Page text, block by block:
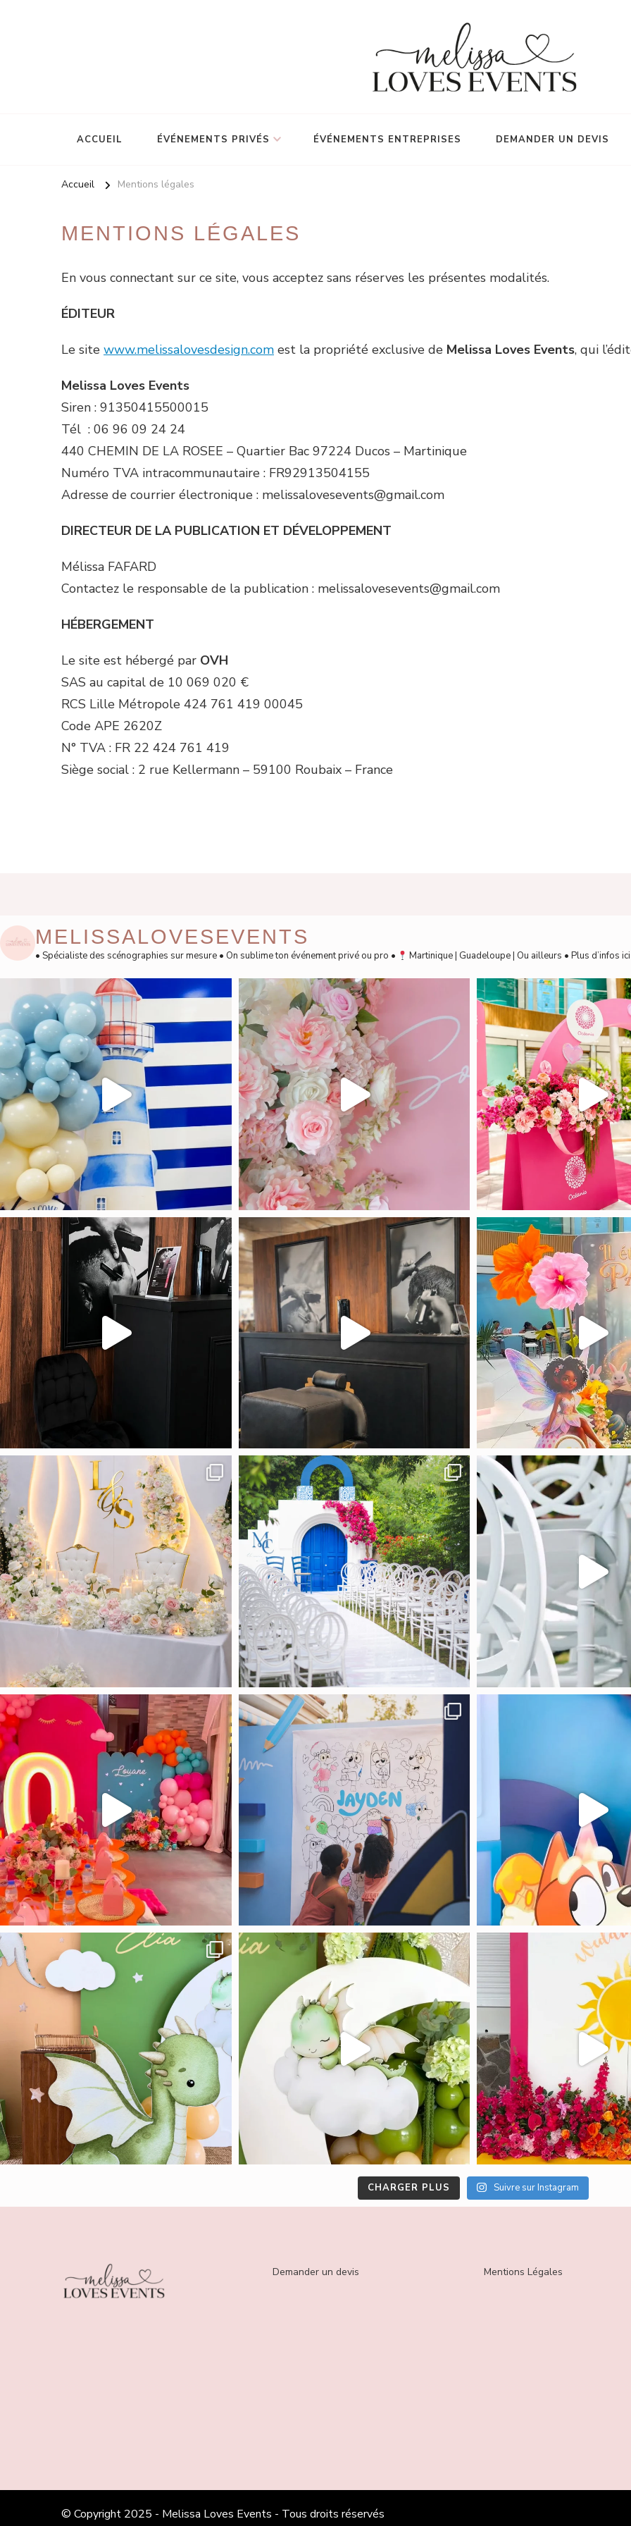
ACCUEIL ÉVÉNEMENTS PRIVÉS ÉVÉNEMENTS ENTREPRISES DEMANDER UN DEVIS
Accueil Mentions légales
MENTIONS LÉGALES
En vous connectant sur ce site, vous acceptez sans réserves les présentes modalités.
ÉDITEUR
Le site www.melissalovesdesign.com est la propriété exclusive de Melissa Loves Events, qui
Melissa Loves Events
Siren : 91350415500015
Tél : 06 96 09 24 24
440 CHEMIN DE LA ROSEE – Quartier Bac 97224 Ducos – Martinique
Numéro TVA intracommunautaire : FR92913504155
Adresse de courrier électronique : melissalovesevents@gmail.com
DIRECTEUR DE LA PUBLICATION ET DÉVELOPPEMENT
Mélissa FAFARD
Contactez le responsable de la publication : melissalovesevents@gmail.com
HÉBERGEMENT
Le site est hébergé par OVH
SAS au capital de 10 069 020 €
RCS Lille Métropole 424 761 419 00045
Code APE 2620Z
N° TVA : FR 22 424 761 419
Siège social : 2 rue Kellermann – 59100 Roubaix – France
MELISSALOVESEVENTS
• Spécialiste des scénographies sur mesure • On sublime ton événement privé ou pro • Martinique | Guadeloupe | Ou ailleurs • Plus d’infos
CHARGER PLUS Suivre sur Instagram
Demander un devis Mentions Légales
© Copyright 2025 - Melissa Loves Events - Tous droits réservés